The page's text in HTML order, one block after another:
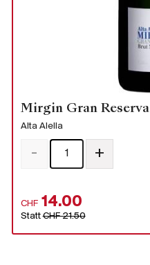
Mirgin Gran Reserva
Alta Alella
CHF 14.00
StattCHF 21.50
- +